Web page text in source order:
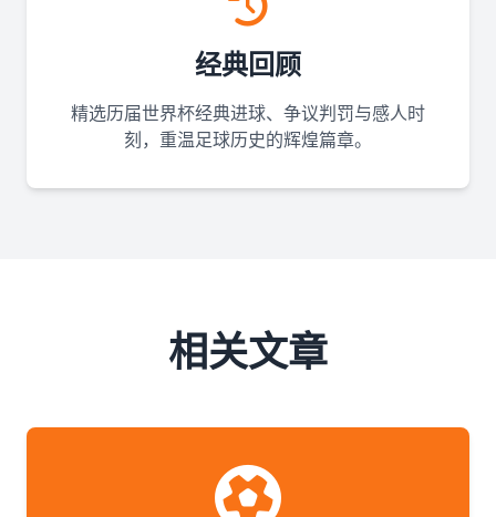
经典回顾
精选历届世界杯经典进球、争议判罚与感人时
刻，重温足球历史的辉煌篇章。
相关文章